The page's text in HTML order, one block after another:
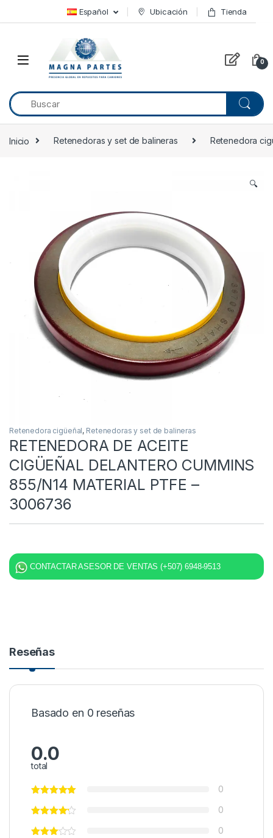
Skip to navigation Español Ubicación Tienda
0
Inicio Retenedoras y set de balineras Retenedora
🔍
Retenedora cigüeñal, Retenedoras y set de balineras
RETENEDORA DE ACEITE
CIGÜEÑAL DELANTERO CUMMINS
855/N14 MATERIAL PTFE –
3006736
CONTACTAR ASESOR DE VENTAS (+507) 6948-9513
Reseñas
Basado en 0 reseñas
0.0
total
0
0
0